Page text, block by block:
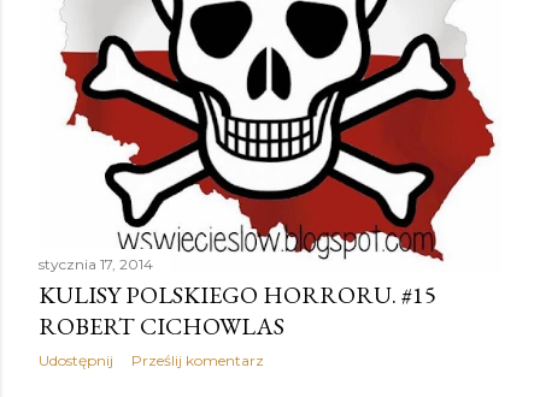
stycznia 17, 2014
KULISY POLSKIEGO HORRORU. #15
ROBERT CICHOWLAS
Udostępnij Prześlij komentarz